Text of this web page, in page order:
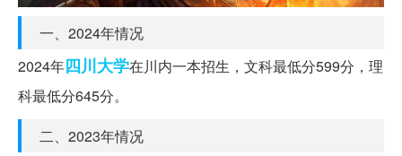
一、2024年情况
2024年四川大学在川内一本招生，文科最低分599分，理
科最低分645分。
二、2023年情况